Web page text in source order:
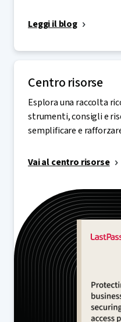
cibersicurezza e
Leggi il blog
Centro risorse
Esplora una raccolta
semplificare e
Vai al centro risorse